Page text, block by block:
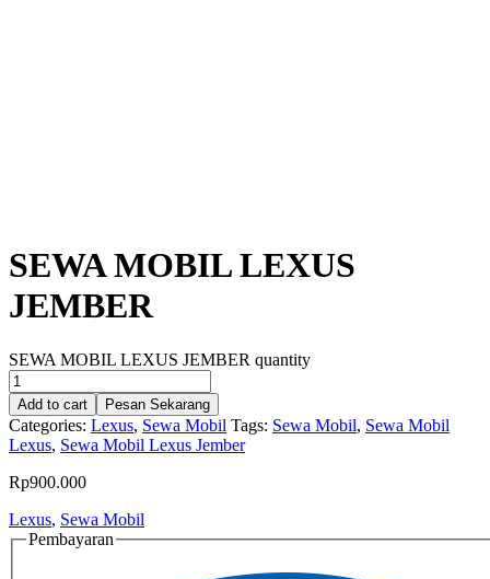
SEWA MOBIL LEXUS
JEMBER
SEWA MOBIL LEXUS JEMBER quantity
Add to cart Pesan Sekarang
Categories: Lexus, Sewa Mobil Tags: Sewa Mobil, Sewa Mobil
Lexus, Sewa Mobil Lexus Jember
Rp900.000
Lexus, Sewa Mobil
Pembayaran